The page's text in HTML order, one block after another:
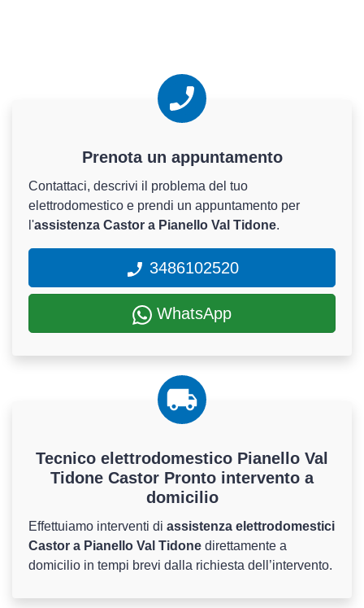
Prenota un appuntamento
Contattaci, descrivi il problema del tuo
elettrodomestico e prendi un appuntamento per
l'assistenza Castor a Pianello Val Tidone.
3486102520
WhatsApp
Tecnico elettrodomestico Pianello Val
Tidone Castor Pronto intervento a
domicilio
Effettuiamo interventi di assistenza elettrodomestici
Castor a Pianello Val Tidone direttamente a
domicilio in tempi brevi dalla richiesta dell’intervento.